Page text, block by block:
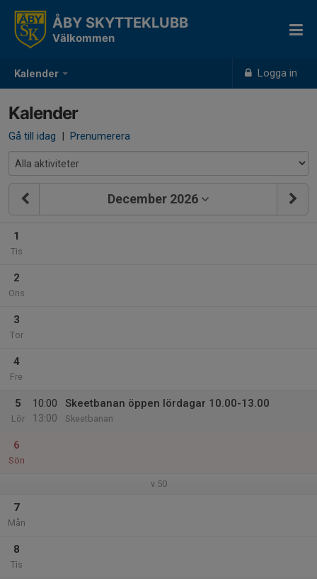
Kalender Logga in
ÅBY SKYTTEKLUBB
Välkommen
Kalender
Gå till idag | Prenumerera
December 2026
1
Tis
2
Ons
3
Tor
4
Fre
5
Lör
10:00
13:00
Skeetbanan öppen lördagar 10.00-13.00
Skeetbanan
6
Sön
v.50
7
Mån
8
Tis